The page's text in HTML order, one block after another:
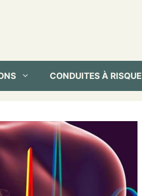
CONDUITES À RISQUE